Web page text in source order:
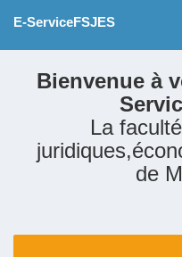
E-ServiceFSJES
Bienvenue à
La
de